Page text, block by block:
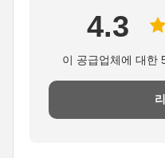
4.3
이 공급업체에 대한